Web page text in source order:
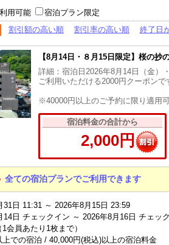
用可能 宿泊プラン限定
割引額の高い順 割引率の高い順 終了日
【8月14日・８月15日限定】桜の抄
詳細：宿泊日2026年8月14日（金）
ご利用いただける2000円クーポンで
※40000円以上のご予約に限り適用可
宿泊料金の合計から
2,000円
全ての宿泊プランでご利用できます
31日 11:31 ～ 2026年8月15日 23:59
14日 チェックイン ～ 2026年8月16日 チェッ
会員あたり1枚まで）
上での宿泊 / 40,000円(税込)以上の宿泊料金